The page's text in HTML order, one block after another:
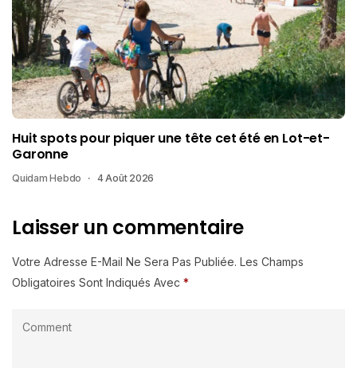
Huit spots pour piquer une tête cet été en Lot-et-
Garonne
Quidam Hebdo 4 Août 2026
Laisser un commentaire
Votre Adresse E-Mail Ne Sera Pas Publiée. Les Champs
Obligatoires Sont Indiqués Avec *